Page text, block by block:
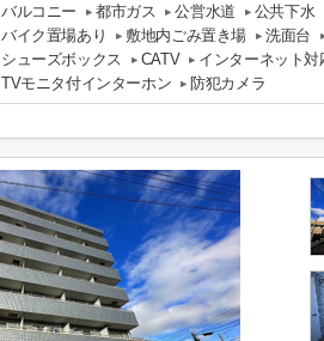
バルコニー
都市ガス 公営水道 公共下水
バイク置場あり
敷地内ごみ置き場 洗面台
シューズボックス
CATV インターネット対
TVモニタ付インターホン
防犯カメラ